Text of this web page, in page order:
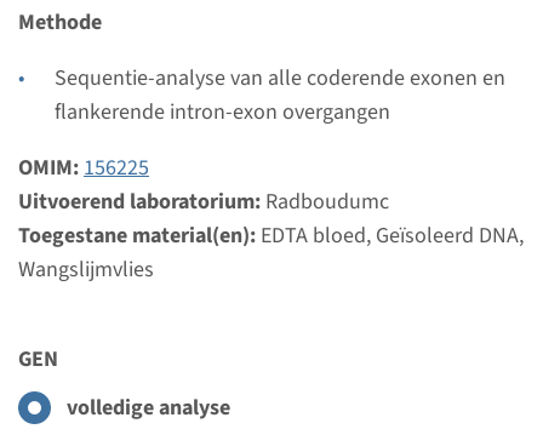
Methode
Sequentie-analyse van alle coderende exonen en
flankerende intron-exon overgangen
OMIM:156225
Uitvoerend laboratorium: Radboudumc
Toegestane material(en): EDTA bloed, Geïsoleerd DNA,
Wangslijmvlies
GEN
volledige analyse
Uitvoerend laboratorium
Radboudumc
Bekijk
Toevoegen
Gen
ISPD - Walker Warburg
Volledige analyse: 8 weken / Gerichte analyse: 4